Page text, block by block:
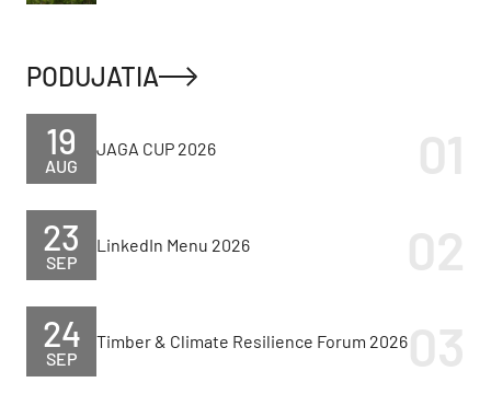
PODUJATIA
AUG
19 JAGA CUP 2026
SEP
23 LinkedIn Menu 2026
SEP
24 Timber & Climate Resilience Forum 2026